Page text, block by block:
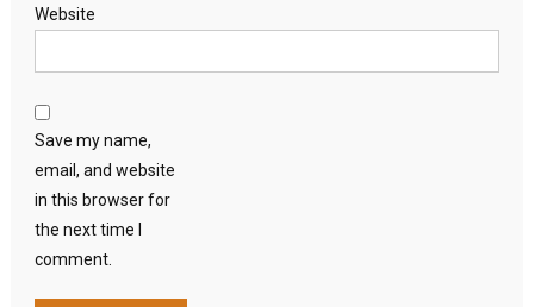
Website
Save my name,
email, and website
in this browser for
the next time I
comment.